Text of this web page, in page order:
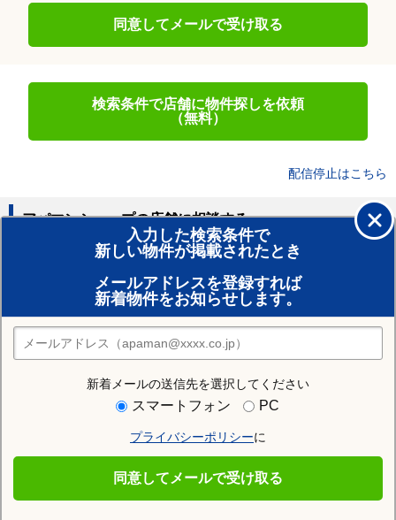
同意してメールで受け取る
検索条件で店舗に物件探しを依頼
（無料）
配信停止はこちら
入力した検索条件で
新しい物件が掲載されたとき
メールアドレスを登録すれば
新着物件をお知らせします。
新着メールの送信先を選択してください
スマートフォン PC
プライバシーポリシーに
同意してメールで受け取る
アパマンショップの店舗に相談する
賃貸のプロがお部屋探し！
おまかせ物件リクエスト
住みたい街の店舗を探す
店舗検索
住む街研究所で堺市南区の情報を見る
堺市南区の施設一覧